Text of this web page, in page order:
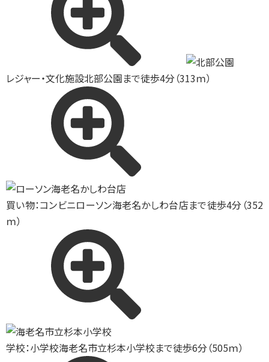
レジャー・文化施設北部公園まで徒歩4分（313ｍ）
買い物：コンビニローソン海老名かしわ台店まで徒歩4分（352
ｍ）
学校：小学校海老名市立杉本小学校まで徒歩6分（505ｍ）